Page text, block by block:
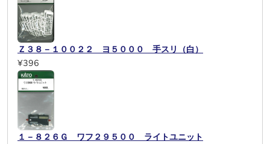
Ｚ３８－１００２２ ヨ５０００ 手スリ（白）
¥396
１－８２６Ｇ ワフ２９５００ ライトユニット